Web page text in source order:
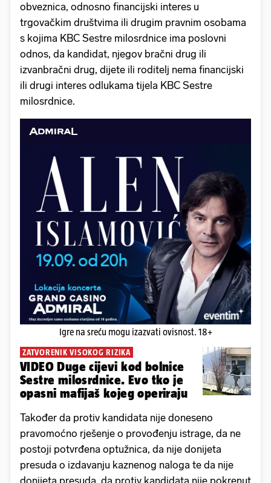
obveznica, odnosno financijski interes u
trgovačkim društvima ili drugim pravnim osobama
s kojima KBC Sestre milosrdnice ima poslovni
odnos, da kandidat, njegov bračni drug ili
izvanbračni drug, dijete ili roditelj nema financijski
ili drugi interes odlukama tijela KBC Sestre
milosrdnice.
Igre na sreću mogu izazvati ovisnost. 18+
ZATVORENIK VISOKOG RIZIKA
VIDEO Duge cijevi kod bolnice
Sestre milosrdnice. Evo tko je
opasni mafijaš kojeg operiraju
Također da protiv kandidata nije doneseno
pravomoćno rješenje o provođenju istrage, da ne
postoji potvrđena optužnica, da nije donijeta
presuda o izdavanju kaznenog naloga te da nije